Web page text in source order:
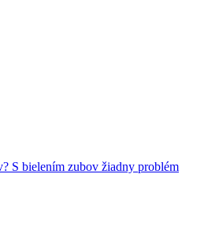
S bielením zubov žiadny problém